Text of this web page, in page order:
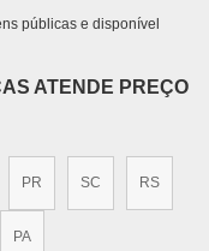
públicas e disponível
ATENDE PREÇO
PR SC RS
PA